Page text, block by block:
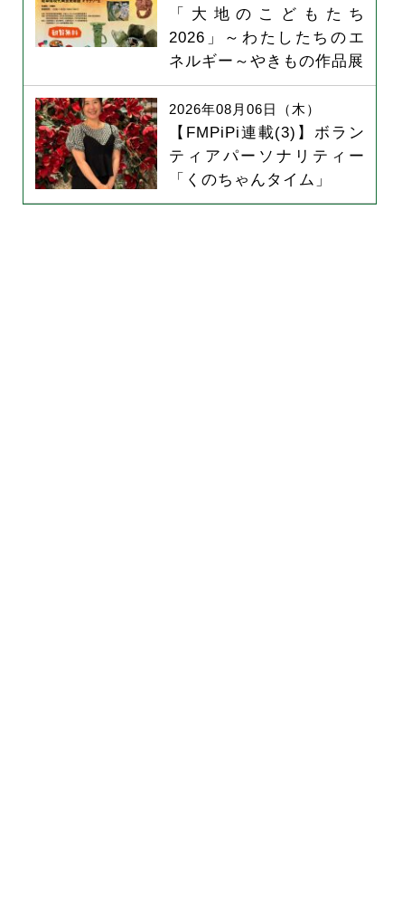
「大地のこどもたち
2026」～わたしたちのエ
ネルギー～やきもの作品展
【FMPiPi連載(3)】ボラン
ティアパーソナリティー
「くのちゃんタイム」
2026年08月06日（木）